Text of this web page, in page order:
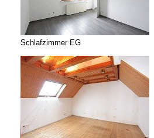
Schlafzimmer EG